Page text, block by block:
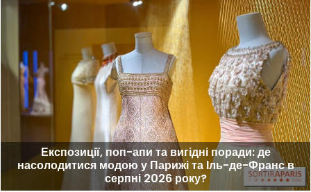
Експозиції, поп-апи та вигідні поради: де
насолодитися модою у Парижі та Іль-де-Франс в
серпні 2026 року?